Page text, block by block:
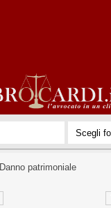
Danno patrimoniale